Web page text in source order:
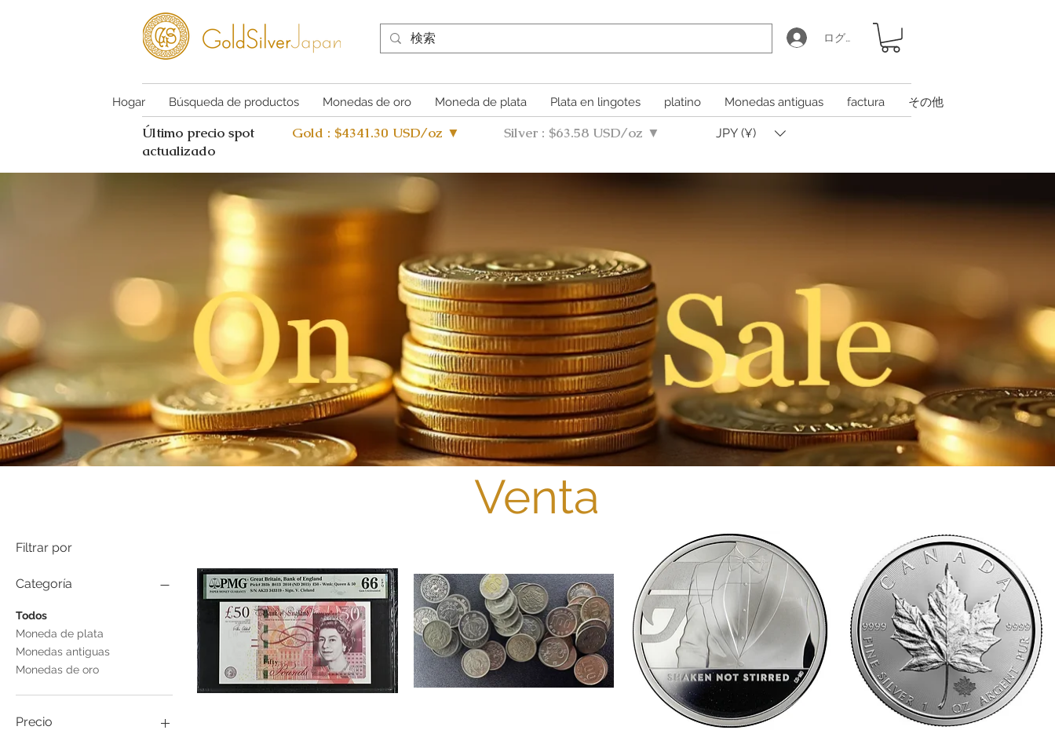
ログイン
Hogar Búsqueda de productos Monedas de oro Moneda de plata Plata en lingotes platino Monedas antiguas factura その他
Último precio spot
actualizado
Gold : $4341.30 USD/oz ▼ Silver : $63.58 USD/oz ▼ JPY (¥)
Venta
Filtrar por
Categoría
Todos
Moneda de plata
Monedas antiguas
Monedas de oro
Precio